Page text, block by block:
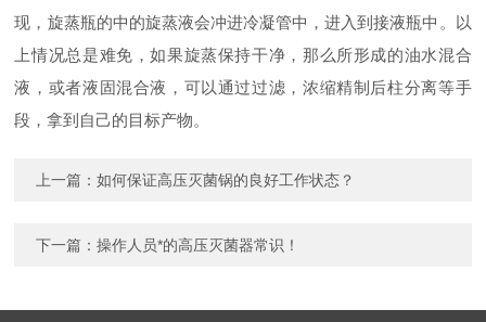
现，旋蒸瓶的中的旋蒸液会冲进冷凝管中，进入到接液瓶中。以
上情况总是难免，如果旋蒸保持干净，那么所形成的油水混合
液，或者液固混合液，可以通过过滤，浓缩精制后柱分离等手
段，拿到自己的目标产物。
上一篇：如何保证高压灭菌锅的良好工作状态？
下一篇：操作人员*的高压灭菌器常识！